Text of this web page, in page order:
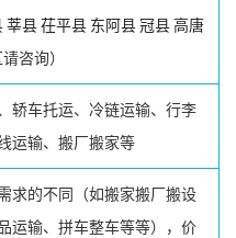
莘县茌平县 东阿县冠县高唐
咨询）
轿车托运、冷链运输、行李
运输、搬厂搬家等
求的不同（如搬家搬厂搬设
运输、拼车整车等等），价